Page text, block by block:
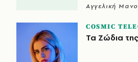
Αγγελική
COSMIC
Τα Ζώδια